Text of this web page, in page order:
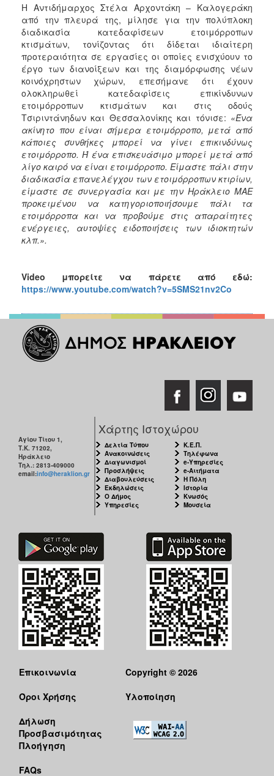
Η Αντιδήμαρχος Στέλα Αρχοντάκη – Καλογεράκη
από την πλευρά της, μίλησε για την πολύπλοκη
διαδικασία κατεδαφίσεων ετοιμόρροπων
κτισμάτων, τονίζοντας ότι δίδεται ιδιαίτερη
προτεραιότητα σε εργασίες οι οποίες ενισχύουν το
έργο των διανοίξεων και της διαμόρφωσης νέων
κοινόχρηστων χώρων, επεσήμανε ότι έχουν
ολοκληρωθεί κατεδαφίσεις επικίνδυνων
ετοιμόρροπων κτισμάτων και στις οδούς
Τσιριντάνηδων και Θεσσαλονίκης και τόνισε: «Ένα
ακίνητο που είναι σήμερα ετοιμόρροπο, μετά από
κάποιες συνθήκες μπορεί να γίνει επικινδύνως
ετοιμόρροπο. Ή ένα επισκευάσιμο μπορεί μετά από
λίγο καιρό να είναι ετοιμόρροπο. Είμαστε πάλι στην
διαδικασία επανελέγχου των ετοιμόρροπων κτιρίων,
είμαστε σε συνεργασία και με την Ηράκλειο ΜΑΕ
προκειμένου να κατηγοριοποιήσουμε πάλι τα
ετοιμόρροπα και να προβούμε στις απαραίτητες
ενέργειες, αυτοψίες ειδοποιήσεις των ιδιοκτητών
κλπ.».
Video μπορείτε να πάρετε από εδώ:
https://www.youtube.com/watch?v=5SMS21nv2Co
Αγίου Τίτου 1,
Τ.Κ. 71202,
Ηράκλειο
Τηλ.: 2813-409000
email:info@heraklion.gr
Χάρτης Ιστοχώρου
Δελτία Τύπου
Ανακοινώσεις
Διαγωνισμοί
Προσλήψεις
Διαβουλεύσεις
Εκδηλώσεις
Ο Δήμος
Υπηρεσίες
Κ.Ε.Π.
Τηλέφωνα
e-Υπηρεσίες
e-Αιτήματα
Η Πόλη
Ιστορία
Κνωσός
Μουσεία
Επικοινωνία
Όροι Χρήσης
Δήλωση
Προσβασιμότητας
Πλοήγηση
FAQs
Copyright © 2026
Υλοποίηση